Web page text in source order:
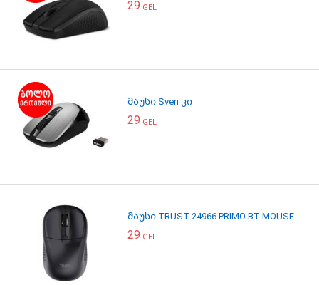
29 GEL
მაუსი Sven კი
29 GEL
მაუსი TRUST 24966 PRIMO BT MOUSE
29 GEL